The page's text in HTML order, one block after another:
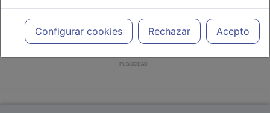
meramente informativo, siendo responsabilidad de los
profesionales facultados prescribir medicamentos y decidir, en
cada caso concreto, el tratamiento más adecuado a las
necesidades del paciente.
Configurar cookies Rechazar Acepto
PUBLICIDAD